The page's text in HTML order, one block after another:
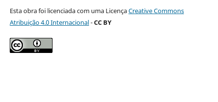
Esta obra foi licenciada com uma LicençaCreative Commons
Atribuição 4.0 Internacional-CC BY